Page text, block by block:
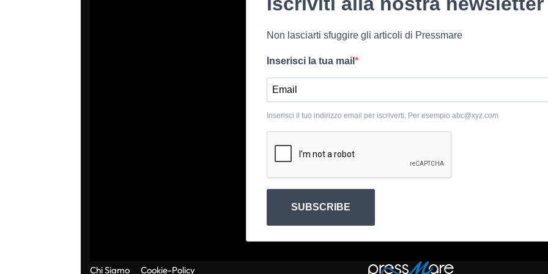
Non lasciarti sfuggire gli articoli di Pressmare
Inserisci la tua mail
Inserisci il tuo indirizzo email per iscriverti. Per esempio abc@xyz.com
SUBSCRIBE
Chi Siamo Cookie-Policy